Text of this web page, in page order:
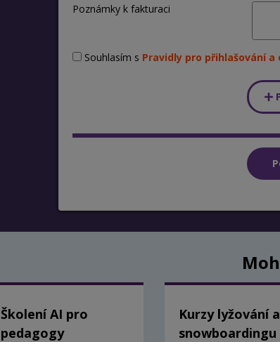
Poznámky k fakturaci
Souhlasím s Pravidly pro přihlašování
Školení AI pro
pedagogy
Kurzy lyžování a
snowboardingu